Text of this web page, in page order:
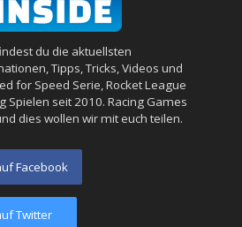
du die aktuellsten
Tipps, Tricks, Videos und
for Speed Serie, Rocket League
Spielen seit 2010. Racing Games
dies wollen wir mit euch teilen.
Facebook
Twitter